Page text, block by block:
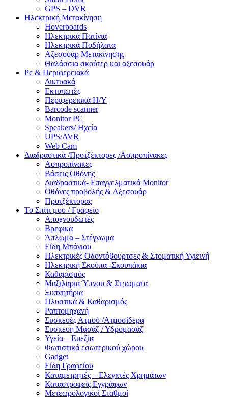
GPS – DVR
Ηλεκτρική Μετακίνηση
Hoverboards
Ηλεκτρικά Πατίνια
Ηλεκτρικά Ποδήλατα
Αξεσουάρ Μετακίνησης
Θαλάσσια σκούτερ και αξεσουάρ
Pc & Περιφερειακά
Δικτυακά
Εκτυπωτές
Περιφερειακά Η/Υ
Barcode scanner
Monitor PC
Speakers/ Ηχεία
UPS/AVR
Web Cam
Διαδραστικά /Προτζέκτορες /Ασπροπίνακες
Ασπροπίνακες
Βάσεις Οθόνης
Διαδραστικά- Επαγγελματικά Monitor
Οθόνες προβολής & Αξεσουάρ
Προτζέκτορας
Το Σπίτι μου / Γραφείο
Αποχνουδωτές
Βρεφικά
Άπλωμα – Στέγνωμα
Είδη Μπάνιου
Ηλεκτρικές Οδοντόβουρτσες & Στοματική Υγιεινή
Ηλεκτρική Σκούπα -Σκουπάκια
Καθαρισμός
Μαξιλάρια Ύπνου & Στρώματα
Ξυπνητήρια
Πλυστικά & Καθαρισμός
Ραπτομηχανή
Συσκευές Ατμού /Ατμοσίδερα
Συσκευή Μασάζ / Υδρομασάζ
Υγεία – Ευεξία
Φωτιστικά εσωτερικού χώρου
Gadget
Είδη Γραφείου
Καταμετρητές – Ελεγκτές Χρημάτων
Καταστροφείς Εγγράφων
Μετεωρολογικοί Σταθμοί